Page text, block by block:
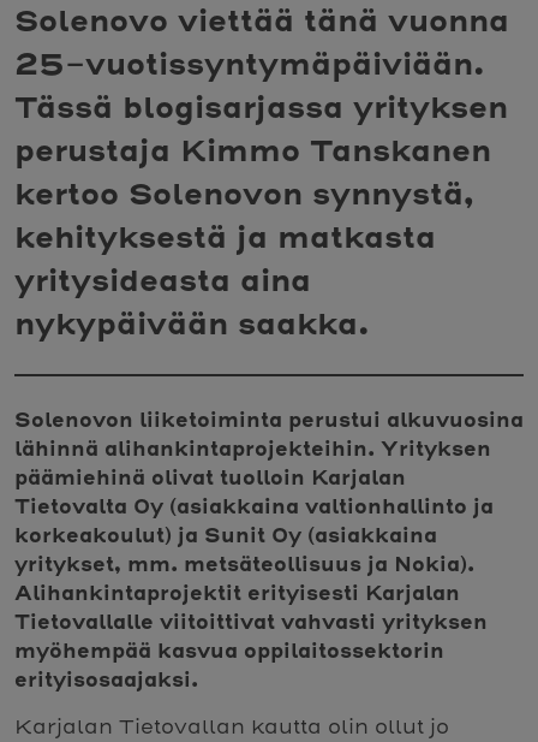
Solenovo viettää tänä vuonna
25-vuotissyntymäpäiviään.
Tässä blogisarjassa yrityksen
perustaja Kimmo Tanskanen
kertoo Solenovon synnystä,
kehityksestä ja matkasta
yritysideasta aina
nykypäivään saakka.
Solenovon liiketoiminta perustui alkuvuosina
lähinnä alihankintaprojekteihin. Yrityksen
päämiehinä olivat tuolloin Karjalan
Tietovalta Oy (asiakkaina valtionhallinto ja
korkeakoulut) ja Sunit Oy (asiakkaina
yritykset, mm. metsäteollisuus ja Nokia).
Alihankintaprojektit erityisesti Karjalan
Tietovallalle viitoittivat vahvasti yrityksen
myöhempää kasvua oppilaitossektorin
erityisosaajaksi.
Karjalan Tietovallan kautta olin ollut jo